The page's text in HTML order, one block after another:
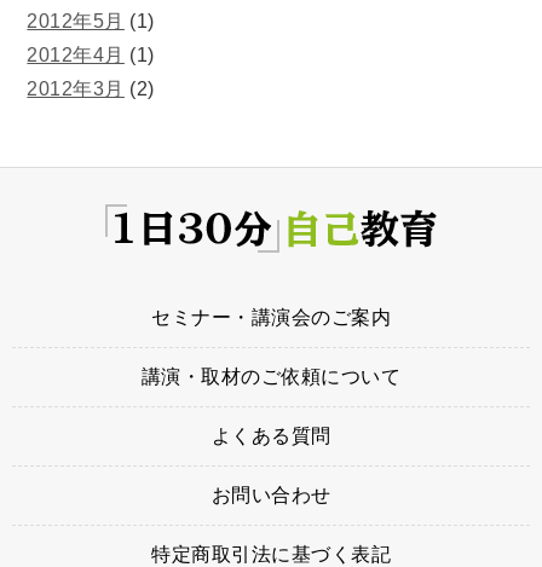
2012年5月 (1)
2012年4月 (1)
2012年3月 (2)
セミナー・講演会のご案内
講演・取材のご依頼について
よくある質問
お問い合わせ
特定商取引法に基づく表記